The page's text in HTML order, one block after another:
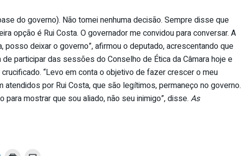
do governo). Não tomei nenhuma decisão. Sempre disse que
opção é Rui Costa. O governador me convidou para conversar. A
posso deixar o governo”, afirmou o deputado, acrescentando que
participar das sessões do Conselho de Ética da Câmara hoje e
“Levo em conta o objetivo de fazer crescer o meu
por Rui Costa, que são legítimos, permaneço no governo.
para mostrar que sou aliado, não seu inimigo”, disse. As